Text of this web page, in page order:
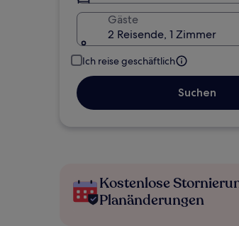
Gäste
2 Reisende, 1 Zimmer
Ich reise geschäftlich
Suchen
Kostenlose
Planänderungen